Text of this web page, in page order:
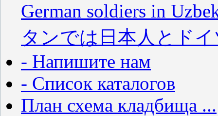
German soldiers in
タンでは日本人とド
- Напишите нам
- Список каталогов
План схема кладбища ...